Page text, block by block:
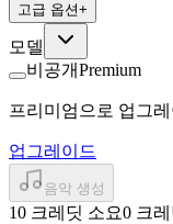
고급 옵션+
모델
비공개Premium
프리미엄으로 업그
업그레이드
음악 생성
10 크레딧 소요0 크